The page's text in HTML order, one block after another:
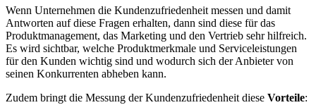
Wenn Unternehmen die Kundenzufriedenheit messen und damit
Antworten auf diese Fragen erhalten, dann sind diese für das
Produktmanagement, das Marketing und den Vertrieb sehr hilfreich.
Es wird sichtbar, welche Produktmerkmale und Serviceleistungen
für den Kunden wichtig sind und wodurch sich der Anbieter von
seinen Konkurrenten abheben kann.
Zudem bringt die Messung der Kundenzufriedenheit diese Vorteile: